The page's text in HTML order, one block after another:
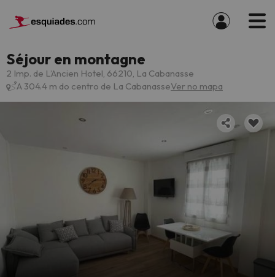
Séjour en montagne
2 Imp. de L’Ancien Hotel, 66210, La Cabanasse
A 304.4 m do centro de La CabanasseVer no mapa